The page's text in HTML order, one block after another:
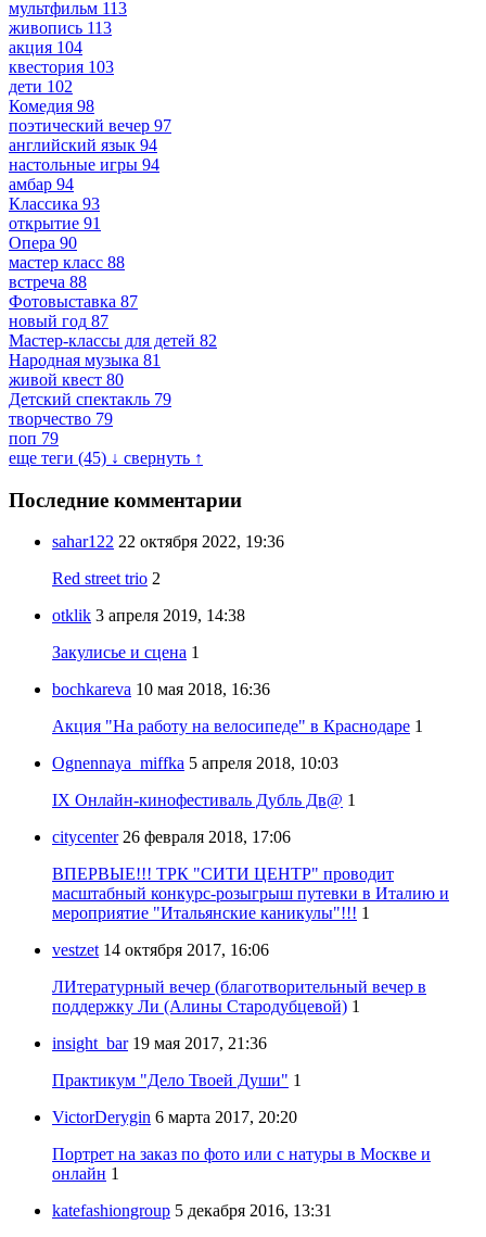
мультфильм 113
живопись 113
акция 104
квестория 103
дети 102
Комедия 98
поэтический вечер 97
английский язык 94
настольные игры 94
амбар 94
Классика 93
открытие 91
Опера 90
мастер класс 88
встреча 88
Фотовыставка 87
новый год 87
Мастер-классы для детей 82
Народная музыка 81
живой квест 80
Детский спектакль 79
творчество 79
поп 79
еще теги (45) ↓ свернуть ↑
Последние комментарии
sahar122 22 октября 2022, 19:36
Red street trio 2
otklik 3 апреля 2019, 14:38
Закулисье и сцена 1
bochkareva 10 мая 2018, 16:36
Акция "На работу на велосипеде" в Краснодаре 1
Ognennaya_miffka 5 апреля 2018, 10:03
IX Онлайн-кинофестиваль Дубль Дв@ 1
citycenter 26 февраля 2018, 17:06
ВПЕРВЫЕ!!! ТРК "СИТИ ЦЕНТР" проводит
масштабный конкурс-розыгрыш путевки в Италию и
мероприятие "Итальянские каникулы"!!! 1
vestzet 14 октября 2017, 16:06
ЛИтературный вечер (благотворительный вечер в
поддержку Ли (Алины Стародубцевой) 1
insight_bar 19 мая 2017, 21:36
Практикум "Дело Твоей Души" 1
VictorDerygin 6 марта 2017, 20:20
Портрет на заказ по фото или с натуры в Москве и
онлайн 1
katefashiongroup 5 декабря 2016, 13:31